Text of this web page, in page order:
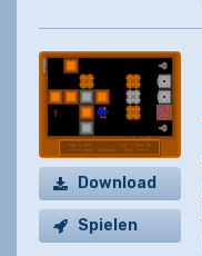
Download
Spielen